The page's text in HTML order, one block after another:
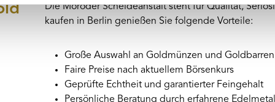
Die Moroder Scheideanstalt steht für Qualität,
kaufen in Berlin genießen Sie folgende Vorteile:
Große Auswahl an Goldmünzen und Goldbarren
Faire Preise nach aktuellem Börsenkurs
Geprüfte Echtheit und garantierter Feingehalt
Persönliche Beratung durch erfahrene